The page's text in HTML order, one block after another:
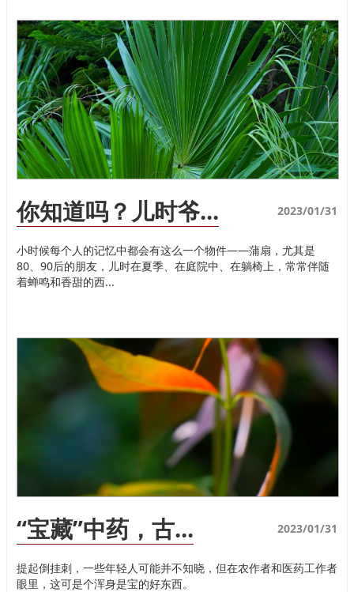
你知道吗？儿时爷... 2023/01/31
小时候每个人的记忆中都会有这么一个物件——蒲扇，尤其是
80、90后的朋友，儿时在夏季、在庭院中、在躺椅上，常常伴随
着蝉鸣和香甜的西...
“宝藏”中药，古... 2023/01/31
提起倒挂刺，一些年轻人可能并不知晓，但在农作者和医药工作者
眼里，这可是个浑身是宝的好东西。